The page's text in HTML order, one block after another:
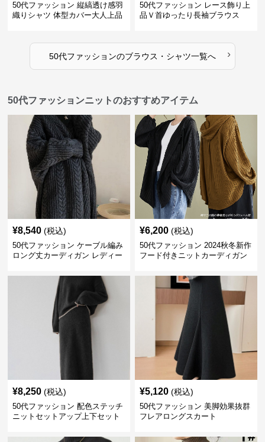
50代ファッション 縦縞透け感羽
織りシャツ 体型カバー大人上品
50代ファッション レース飾り上
品Ｖ首ゆったり長袖ブラウス
50代ファッションのブラウス・シャツ一覧へ ›
50代ファッションニットのおすすめアイテム
¥8,540 (税込)
50代ファッション ケーブル編み
ロング丈カーディガン レディー
¥6,200 (税込)
50代ファッション 2024秋冬新作
フード付きニットカーディガン
¥8,250 (税込)
50代ファッション 配色ステッチ
ニットセットアップ上下セット
¥5,120 (税込)
50代ファッション 美脚効果抜群
フレアロングスカート